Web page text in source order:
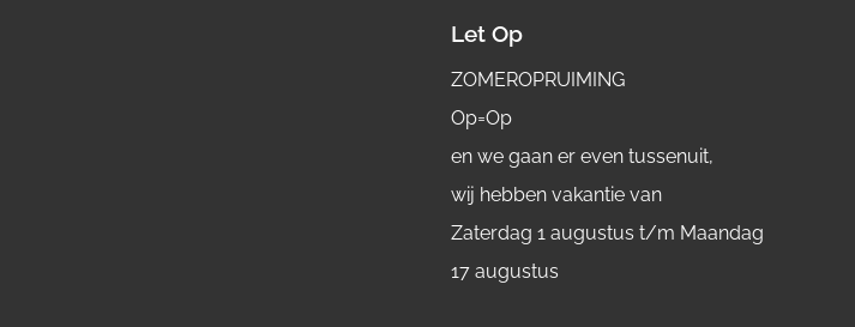
Let Op
ZOMEROPRUIMING
Op=Op
en we gaan er even tussenuit,
wij hebben vakantie van
Zaterdag 1 augustus t/m Maandag
17 augustus